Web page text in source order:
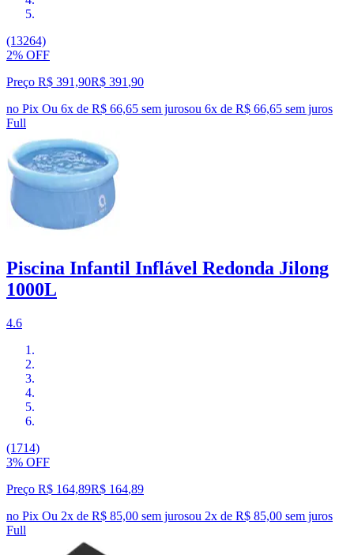
(13264)
2% OFF
Preço R$ 391,90R$ 391,90
no Pix Ou 6x de R$ 66,65 sem jurosou 6x de R$ 66,65 sem juros
Full
Piscina Infantil Inflável Redonda Jilong
1000L
4.6
(1714)
3% OFF
Preço R$ 164,89R$ 164,89
no Pix Ou 2x de R$ 85,00 sem jurosou 2x de R$ 85,00 sem juros
Full